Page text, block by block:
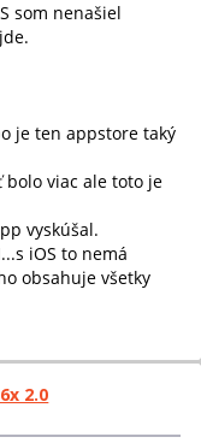
som nenašiel
je ten appstore taký
viac ale toto je
vyskúšal.
iOS to nemá
obsahuje všetky
2.0